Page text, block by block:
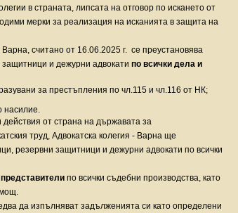
в страната, липсата на отговор по искането от
мерки за реализация на исканията в защита на
считано от 16.06.2025 г. се преустановява
и дежурни адвокати по всички дела и
за престъпления по чл.115 и чл.116 от НК;
насилие.
от страна на държавата за
труд, Адвокатска колегия - Варна ще
резервни защитници и дежурни адвокати по всички
по всички съдебни производства, като
да изпълняват задълженията си като определени